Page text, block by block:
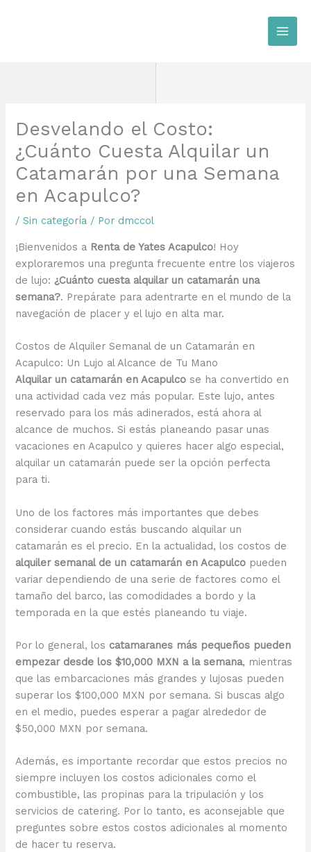
Desvelando el Costo:
¿Cuánto Cuesta Alquilar un
Catamarán por una Semana
en Acapulco?
/Sin categoría / Por dmccol
¡Bienvenidos a Renta de Yates Acapulco! Hoy
exploraremos una pregunta frecuente entre los viajeros
de lujo: ¿Cuánto cuesta alquilar un catamarán una
semana?. Prepárate para adentrarte en el mundo de la
navegación de placer y el lujo en alta mar.
Costos de Alquiler Semanal de un Catamarán en
Acapulco: Un Lujo al Alcance de Tu Mano
Alquilar un catamarán en Acapulco se ha convertido en
una actividad cada vez más popular. Este lujo, antes
reservado para los más adinerados, está ahora al
alcance de muchos. Si estás planeando pasar unas
vacaciones en Acapulco y quieres hacer algo especial,
alquilar un catamarán puede ser la opción perfecta
para ti.
Uno de los factores más importantes que debes
considerar cuando estás buscando alquilar un
catamarán es el precio. En la actualidad, los costos de
alquiler semanal de un catamarán en Acapulco pueden
variar dependiendo de una serie de factores como el
tamaño del barco, las comodidades a bordo y la
temporada en la que estés planeando tu viaje.
Por lo general, los catamaranes más pequeños pueden
empezar desde los $10,000 MXN a la semana, mientras
que las embarcaciones más grandes y lujosas pueden
superar los $100,000 MXN por semana. Si buscas algo
en el medio, puedes esperar a pagar alrededor de
$50,000 MXN por semana.
Además, es importante recordar que estos precios no
siempre incluyen los costos adicionales como el
combustible, las propinas para la tripulación y los
servicios de catering. Por lo tanto, es aconsejable que
preguntes sobre estos costos adicionales al momento
de hacer tu reserva.